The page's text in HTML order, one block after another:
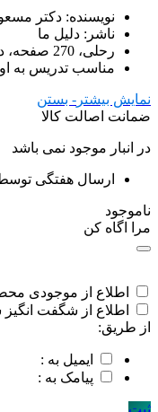
نویسنده: دکتر
ناشر: دلیل ما
رحلی، 270 صفحه، دو رنگ به همراه کاربرگ‌های تمام رنگی
مناسب تدریس به
نمایش بیشتر - بستن
ضمانت اصالت کالا
در انبار موجود نمی باشد
ارسال هفتگی
ناموجود
مرا اگاه کن
اطلاع از موجودی
اطلاع از شگفت
از طریق:
ایمیل به :
پیامک به :
ثبت